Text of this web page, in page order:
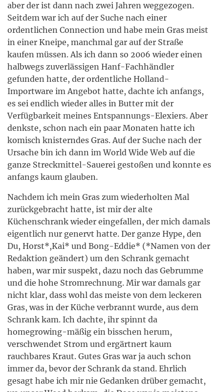
aber der ist dann nach zwei Jahren weggezogen.
Seitdem war ich auf der Suche nach einer
ordentlichen Connection und habe mein Gras meist
in einer Kneipe, manchmal gar auf der Straße
kaufen müssen. Als ich dann so 2006 wieder einen
halbwegs zuverlässigen Hanf-Fachhändler
gefunden hatte, der ordentliche Holland-
Importware im Angebot hatte, dachte ich anfangs,
es sei endlich wieder alles in Butter mit der
Verfügbarkeit meines Entspannungs-Elexiers. Aber
denkste, schon nach ein paar Monaten hatte ich
komisch knisterndes Gras. Auf der Suche nach der
Ursache bin ich dann im World Wide Web auf die
ganze Streckmittel-Sauerei gestoßen und konnte es
anfangs kaum glauben.
Nachdem ich mein Gras zum wiederholten Mal
zurückgebracht hatte, ist mir der alte
Küchenschrank wieder eingefallen, der mich damals
eigentlich nur genervt hatte. Der ganze Hype, den
Du, Horst*,Kai* und Bong-Eddie* (*Namen von der
Redaktion geändert) um den Schrank gemacht
haben, war mir suspekt, dazu noch das Gebrumme
und die hohe Stromrechnung. Mir war damals gar
nicht klar, dass wohl das meiste von dem leckeren
Gras, was in der Küche verbrannt wurde, aus dem
Schrank kam. Ich dachte, ihr spinnt da
homegrowing-mäßig ein bisschen herum,
verschwendet Strom und ergärtnert kaum
rauchbares Kraut. Gutes Gras war ja auch schon
immer da, bevor der Schrank da stand. Ehrlich
gesagt habe ich mir nie Gedanken drüber gemacht,